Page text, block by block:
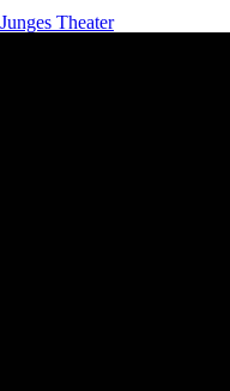
Junges Theater